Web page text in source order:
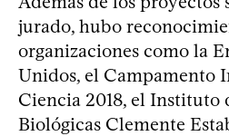
jurado, hubo
organizaciones como la
Unidos, el Campamento
Ciencia 2018, el Instituto
Biológicas Clemente